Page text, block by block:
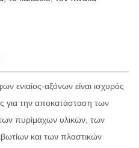
ενιαίος-αξόνων είναι ισχυρός
για την αποκατάσταση των
πυρίμαχων υλικών, των
και των πλαστικών